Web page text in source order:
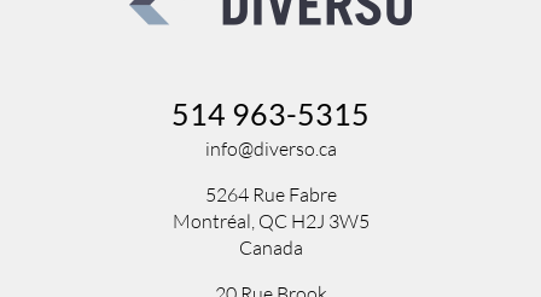
514 963-5315
info@diverso.ca
5264 Rue Fabre
Montréal, QC H2J 3W5
Canada